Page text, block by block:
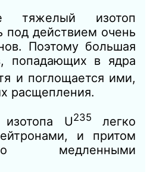
тяжелый изотоп
под действием очень
Поэтому большая
попадающих в ядра
и поглощается ими,
расщепления.
U235
легко
и притом
медленными